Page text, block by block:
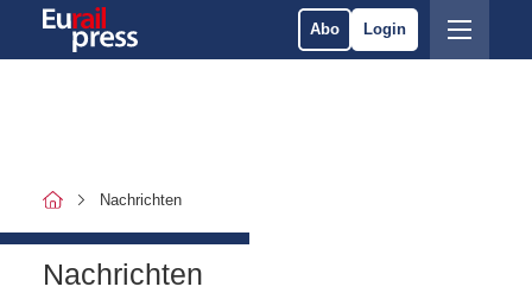
Abo Login
Nachrichten
Nachrichten